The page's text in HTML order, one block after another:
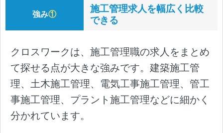
強み①
施工管理求人を幅広く比較
できる
クロスワークは、施工管理職の求人をまとめ
て探せる点が大きな強みです。建築施工管
理、土木施工管理、電気工事施工管理、管工
事施工管理、プラント施工管理などに細かく
分かれています。